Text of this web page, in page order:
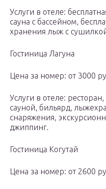
Услуги в отеле:
сауна с бассейном,
хранения лыж с
Гостиница Лагуна
Цена за номер: от 3000
Услуги в отеле:
сауной, бильярд,
снаряжения,
джиппинг.
Гостиница Когутай
Цена за номер: от 2600